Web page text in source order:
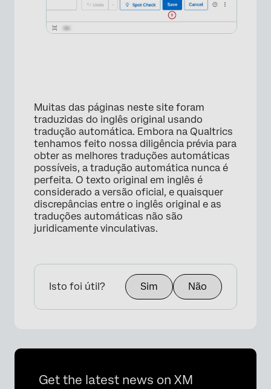
×
×
×
Muitas das páginas neste site foram
traduzidas do inglês original usando
tradução automática. Embora na Qualtrics
tenhamos feito nossa diligência prévia para
obter as melhores traduções automáticas
possíveis, a tradução automática nunca é
perfeita. O texto original em inglês é
considerado a versão oficial, e quaisquer
discrepâncias entre o inglês original e as
traduções automáticas não são
juridicamente vinculativas.
Isto foi útil? Sim Não
Get the latest news on XM